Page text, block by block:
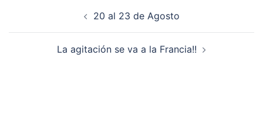
20 al 23 de Agosto
La agitación se va a la Francia!!